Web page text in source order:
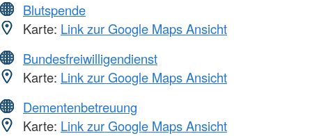
Blutspende
Karte: Link zur Google Maps Ansicht
Bundesfreiwilligendienst
Karte: Link zur Google Maps Ansicht
Dementenbetreuung
Karte: Link zur Google Maps Ansicht